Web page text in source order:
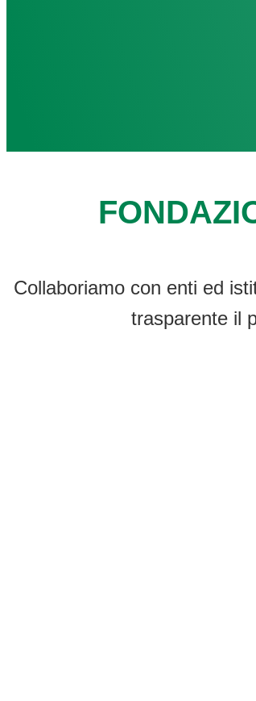
Collaboriamo con enti ed
trasparente il